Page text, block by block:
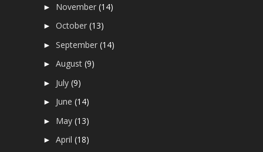
► November(14)
►October(13)
►September(14)
►August(9)
► July(9)
► June(14)
► May(13)
►April(18)